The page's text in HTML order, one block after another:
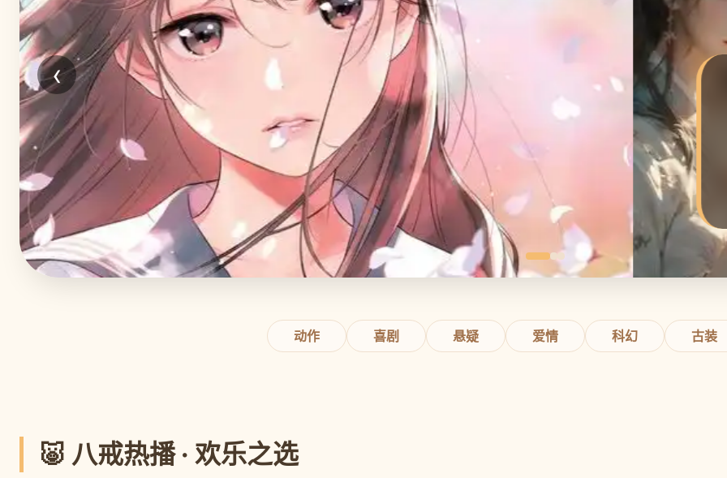
八戒传奇
欢乐西游 · 奇幻冒险 · 八戒影视独家热播
立即观看
‹
动作 喜剧 悬疑 爱情 科幻 古装
🐷 八戒热播 · 欢乐之选